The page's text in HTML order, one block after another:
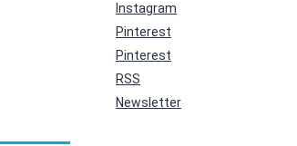
Instagram
Pinterest
Pinterest
RSS
Newsletter